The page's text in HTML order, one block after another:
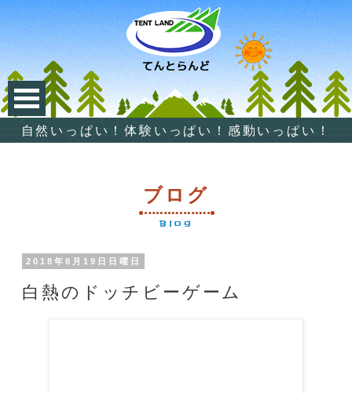
自然いっぱい！体験いっぱい！感動いっぱい！
ブログ
Blog
2018年8月19日日曜日
白熱のドッチビーゲーム